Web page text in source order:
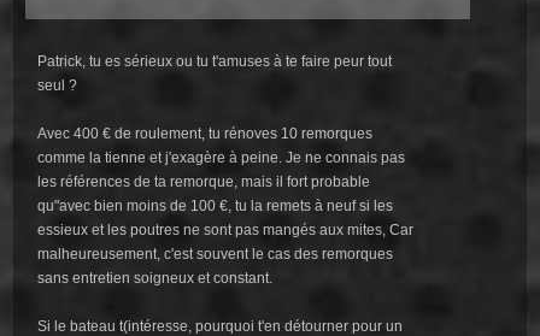
Patrick, tu es sérieux ou tu t'amuses à te faire peur tout
seul ?
Avec 400 € de roulement, tu rénoves 10 remorques
comme la tienne et j'exagère à peine. Je ne connais pas
les références de ta remorque, mais il fort probable
qu"avec bien moins de 100 €, tu la remets à neuf si les
essieux et les poutres ne sont pas mangés aux mites, Car
malheureusement, c'est souvent le cas des remorques
sans entretien soigneux et constant.
Si le bateau t(intéresse, pourquoi t'en détourner pour un